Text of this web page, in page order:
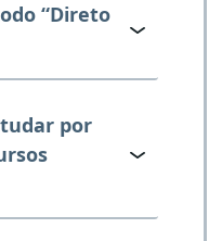
“Direto
por